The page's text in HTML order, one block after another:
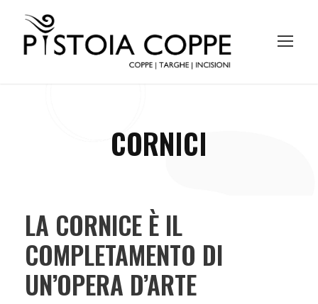
CORNICI
LA CORNICE È IL
COMPLETAMENTO DI
UN’OPERA D’ARTE